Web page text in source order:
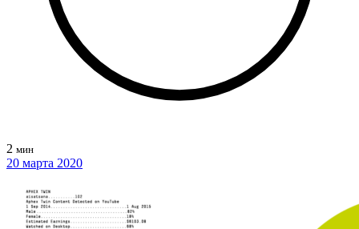
2 мин
20 марта 2020